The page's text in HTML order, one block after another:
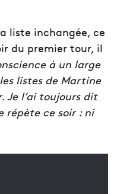
liste inchangée, ce
du premier tour, il
à un large
listes de Martine
Je l’ai toujours dit
répète ce soir : ni